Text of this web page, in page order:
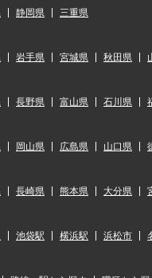
静岡県 三重県
岩手県 宮城県 秋田県
長野県 富山県 石川県
岡山県 広島県 山口県
長崎県 熊本県 大分県
池袋駅 横浜駅 浜松市